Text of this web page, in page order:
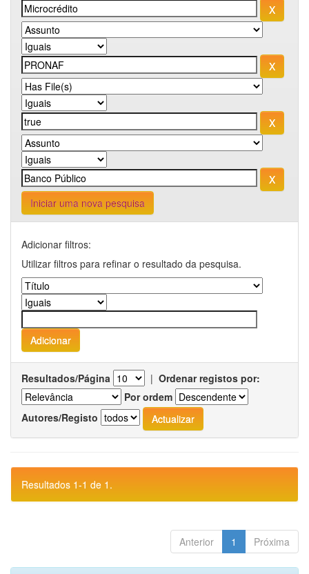
Iniciar uma nova pesquisa
Adicionar filtros:
Utilizar filtros para refinar o resultado da pesquisa.
Resultados/Página | Ordenar registos por:
Por ordem
Autores/Registo
Resultados 1-1 de 1.
Anterior 1 Próxima